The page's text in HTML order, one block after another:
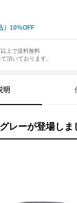
10%OFF
上で送料無料
頂いております。
明
レーが登場しま